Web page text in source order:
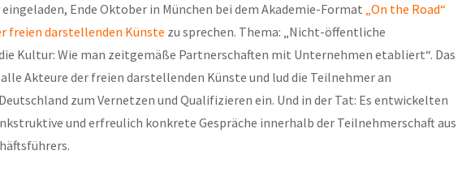
eingeladen, Ende Oktober in München bei dem Akademie-Format „On the Road“
freien darstellenden Künste zu sprechen. Thema: „Nicht-öffentliche
Kultur: Wie man zeitgemäße Partnerschaften mit Unternehmen etabliert“. Das
Akteure der freien darstellenden Künste und lud die Teilnehmer an
zum Vernetzen und Qualifizieren ein. Und in der Tat: Es entwickelten
und erfreulich konkrete Gespräche innerhalb der Teilnehmerschaft aus